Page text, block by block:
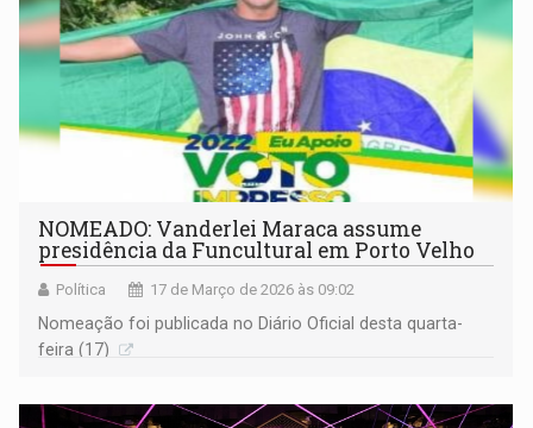
NOMEADO: Vanderlei Maraca assume
presidência da Funcultural em Porto Velho
Política 17 de Março de 2026 às 09:02
Nomeação foi publicada no Diário Oficial desta quarta-
feira (17)